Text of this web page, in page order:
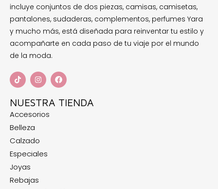
incluye conjuntos de dos piezas, camisas, camisetas,
pantalones, sudaderas, complementos, perfumes Yara
y mucho más, está diseñada para reinventar tu estilo y
acompañarte en cada paso de tu viaje por el mundo
de la moda.
NUESTRA TIENDA
Accesorios
Belleza
Calzado
Especiales
Joyas
Rebajas